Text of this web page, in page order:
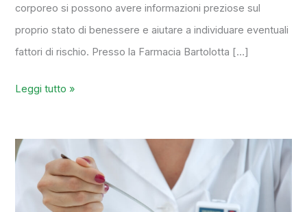
corporeo si possono avere informazioni preziose sul
proprio stato di benessere e aiutare a individuare eventuali
fattori di rischio. Presso la Farmacia Bartolotta […]
Leggi tutto »
Preparazioni
galeniche: